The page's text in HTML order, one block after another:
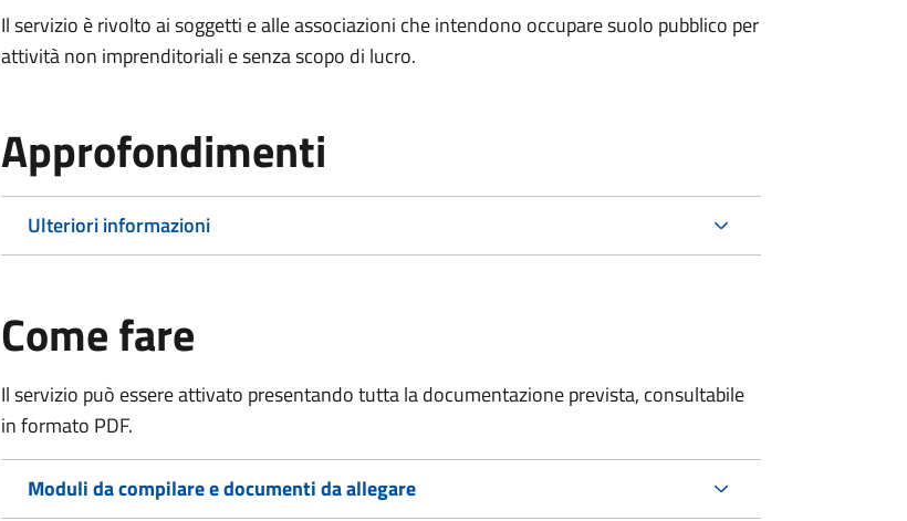
Il servizio è rivolto ai soggetti e alle associazioni che intendono occupare suolo pubblico per
attività non imprenditoriali e senza scopo di lucro.
Approfondimenti
Ulteriori informazioni
Come fare
Il servizio può essere attivato presentando tutta la documentazione prevista, consultabile
in formato PDF.
Moduli da compilare e documenti da allegare